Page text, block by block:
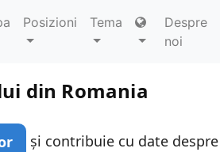
Posizioni Tema
Despre
noi
din Romania
și contribuie cu date despre